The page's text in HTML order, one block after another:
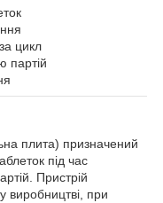
цикл
партій
плита) призначений
під час
Пристрій
виробництві, при